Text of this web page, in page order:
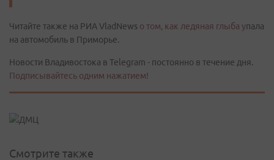
Читайте также на РИА VladNews о том, как ледяная глыба упала
на автомобиль в Приморье.
Новости Владивостока в Telegram - постоянно в течение дня.
Подписывайтесь одним нажатием!
Смотрите также